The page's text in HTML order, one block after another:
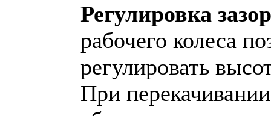
Регулировка
рабочего колеса
регулировать
При